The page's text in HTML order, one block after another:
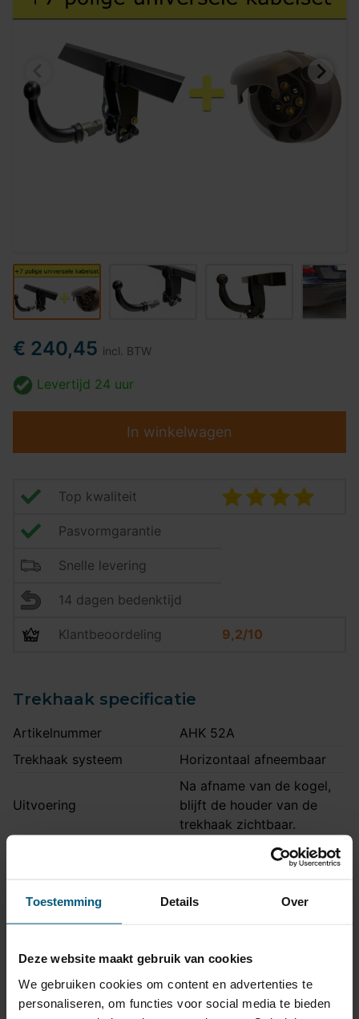
Toestemming Details Over
Deze website maakt gebruik van cookies
We gebruiken cookies om content en advertenties te
personaliseren, om functies voor social media te bieden
€ 240,45 incl. BTW
Levertijd 24 uur
In winkelwagen
Top kwaliteit
Pasvormgarantie
Snelle levering
14 dagen bedenktijd
Klantbeoordeling 9,2/10
Trekhaak specificatie
Artikelnummer
AHK 52A
Trekhaak systeem
Horizontaal afneembaar
Uitvoering
Na afname van de kogel,
blijft de houder van de
trekhaak zichtbaar.
Europees keurmerk
Ja
Uitsnede zichtbaar
Nee
Montagetijd
1 uur 30 minuten
Ook voor fietsendrager
Ja